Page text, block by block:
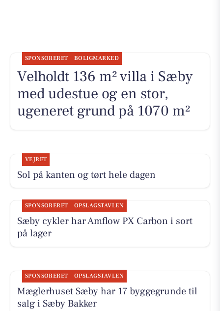
SPONSORERET BOLIGMARKED
Velholdt 136 m² villa i Sæby
med udestue og en stor,
ugeneret grund på 1070 m²
VEJRET
Sol på kanten og tørt hele dagen
SPONSORERET OPSLAGSTAVLEN
Sæby cykler har Amflow PX Carbon i sort
på lager
SPONSORERET OPSLAGSTAVLEN
Mæglerhuset Sæby har 17 byggegrunde til
salg i Sæby Bakker